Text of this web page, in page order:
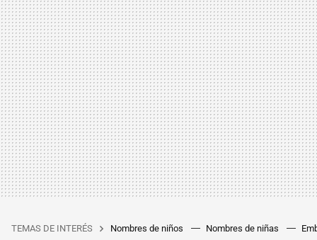
TEMAS DE INTERÉS Nombres de niños Nombres de niñas